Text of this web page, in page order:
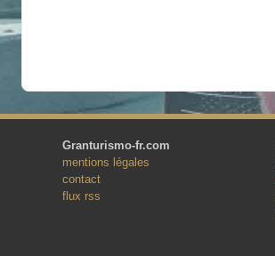
Granturismo-fr.com
mentions légales
contact
flux rss